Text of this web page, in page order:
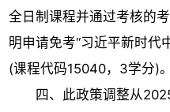
全日制课程并通过考核的
明申请免考“习近平新时代
(课程代码15040，3学分)。
四、此政策调整从